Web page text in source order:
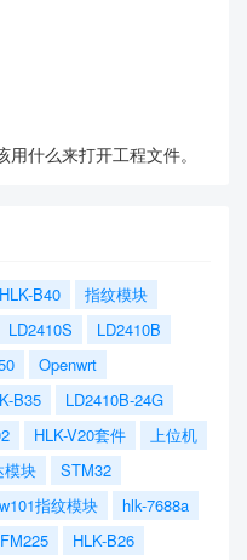
什么来打开工程文件。
HLK-B40
指纹模块
LD2410S
LD2410B
Openwrt
B35
LD2410B-24G
HLK-V20套件
上位机
模块
STM32
指纹模块
hlk-7688a
FM225
HLK-B26